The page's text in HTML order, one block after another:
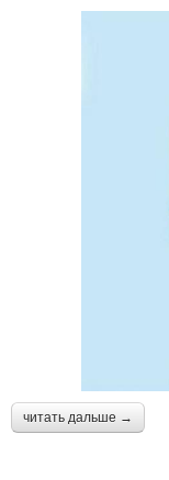
читать дальше →